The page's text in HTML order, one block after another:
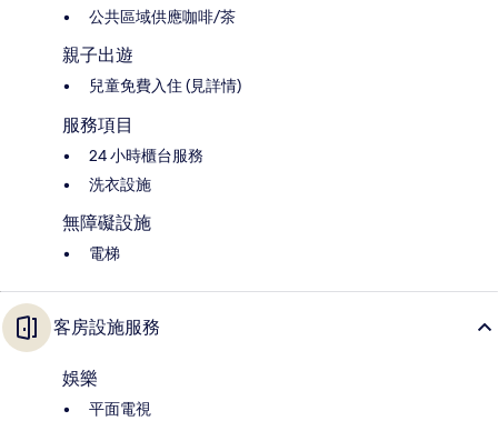
公共區域供應咖啡/茶
親子出遊
兒童免費入住 (見詳情)
服務項目
24 小時櫃台服務
洗衣設施
無障礙設施
電梯
客房設施服務
娛樂
平面電視